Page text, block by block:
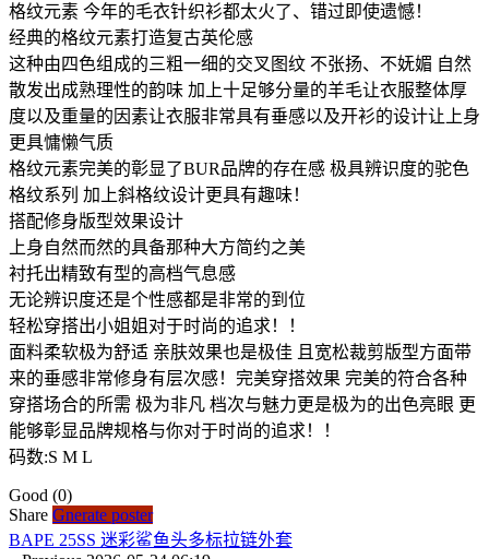
格纹元素 今年的毛衣针织衫都太火了、错过即使遗憾！
经典的格纹元素打造复古英伦感
这种由四色组成的三粗一细的交叉图纹 不张扬、不妩媚 自然
散发出成熟理性的韵味 加上十足够分量的羊毛让衣服整体厚
度以及重量的因素让衣服非常具有垂感以及开衫的设计让上身
更具慵懒气质
格纹元素完美的彰显了BUR品牌的存在感 极具辨识度的驼色
格纹系列 加上斜格纹设计更具有趣味！
搭配修身版型效果设计
上身自然而然的具备那种大方简约之美
衬托出精致有型的高档气息感
无论辨识度还是个性感都是非常的到位
轻松穿搭出小姐姐对于时尚的追求！！
面料柔软极为舒适 亲肤效果也是极佳 且宽松裁剪版型方面带
来的垂感非常修身有层次感！完美穿搭效果 完美的符合各种
穿搭场合的所需 极为非凡 档次与魅力更是极为的出色亮眼 更
能够彰显品牌规格与你对于时尚的追求！！
码数:S M L
Good (0)
Share Gnerate poster
BAPE 25SS 迷彩鲨鱼头多标拉链外套